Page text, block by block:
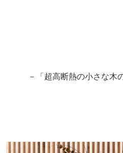
－「超高断熱の小さな木